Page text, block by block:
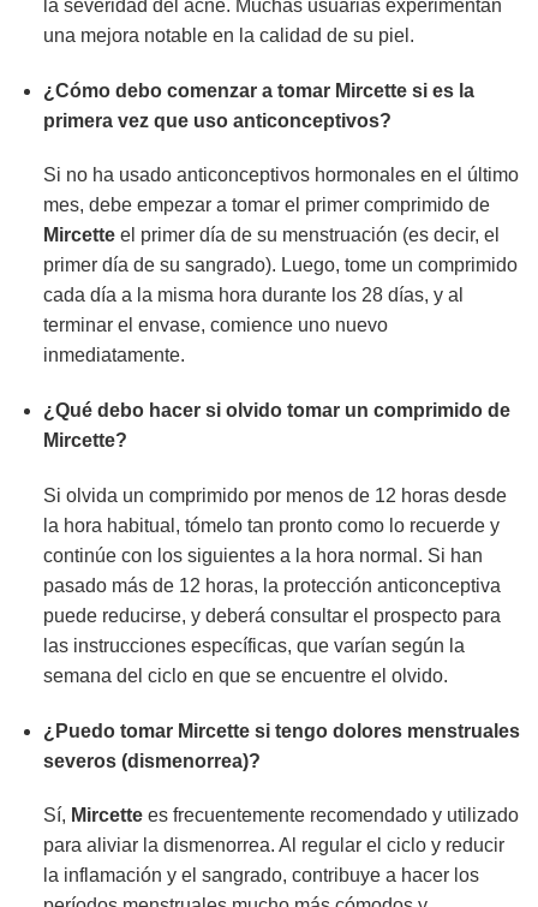
la severidad del acné. Muchas usuarias experimentan
una mejora notable en la calidad de su piel.
¿Cómo debo comenzar a tomar Mircettesi es la
primera vez que uso anticonceptivos?
Si no ha usado anticonceptivos hormonales en el último
mes, debe empezar a tomar el primer comprimido de
Mircetteel primer día de su menstruación (es decir, el
primer día de su sangrado). Luego, tome un comprimido
cada día a la misma hora durante los 28 días, y al
terminar el envase, comience uno nuevo
inmediatamente.
¿Qué debo hacer si olvido tomar un comprimido de
Mircette?
Si olvida un comprimido por menos de 12 horas desde
la hora habitual, tómelo tan pronto como lo recuerde y
continúe con los siguientes a la hora normal. Si han
pasado más de 12 horas, la protección anticonceptiva
puede reducirse, y deberá consultar el prospecto para
las instrucciones específicas, que varían según la
semana del ciclo en que se encuentre el olvido.
¿Puedo tomar Mircettesi tengo dolores menstruales
severos (dismenorrea)?
Sí, Mircettees frecuentemente recomendado y utilizado
para aliviar la dismenorrea. Al regular el ciclo y reducir
la inflamación y el sangrado, contribuye a hacer los